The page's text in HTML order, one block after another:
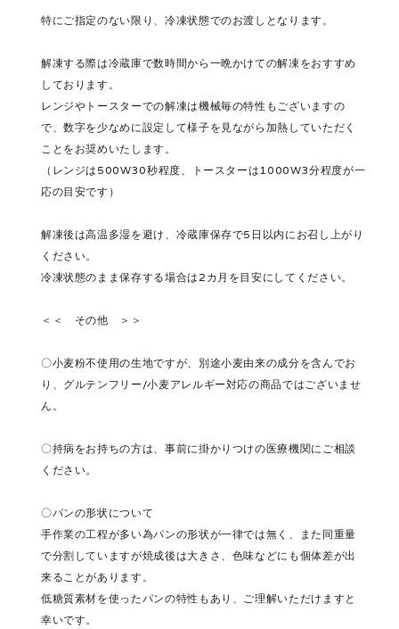
特にご指定のない限り、冷凍状態でのお渡しとなります。
解凍する際は冷蔵庫で数時間から一晩かけての解凍をおすすめ
しております。
レンジやトースターでの解凍は機械毎の特性もございますの
で、数字を少なめに設定して様子を見ながら加熱していただく
ことをお奨めいたします。
（レンジは500W30秒程度、トースターは1000W3分程度が一
応の目安です）
解凍後は高温多湿を避け、冷蔵庫保存で5日以内にお召し上がり
ください。
冷凍状態のまま保存する場合は2カ月を目安にしてください。
＜＜ その他 ＞＞
〇小麦粉不使用の生地ですが、別途小麦由来の成分を含んでお
り、グルテンフリー/小麦アレルギー対応の商品ではございませ
ん。
〇持病をお持ちの方は、事前に掛かりつけの医療機関にご相談
ください。
〇パンの形状について
手作業の工程が多い為パンの形状が一律では無く、また同重量
で分割していますが焼成後は大きさ、色味などにも個体差が出
来ることがあります。
低糖質素材を使ったパンの特性もあり、ご理解いただけますと
幸いです。